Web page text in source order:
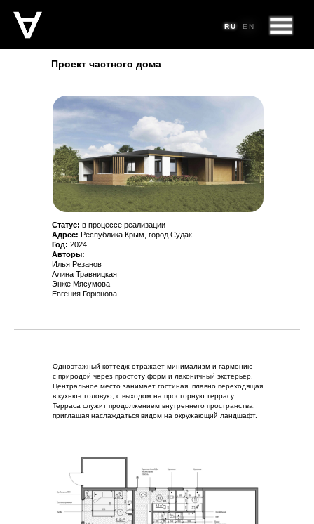
RU
EN
RU
RU EN
Статус: в процессе реализации
Адрес: Республика Крым, город Судак
Год: 2024
Авторы:
Илья Резанов
Алина Травницкая
Энже Мясумова
Евгения Горюнова
Проект частного дома
Одноэтажный коттедж отражает минимализм и гармонию
с природой через простоту форм и лаконичный экстерьер.
Центральное место занимает гостиная, плавно переходящая
в кухню-столовую, с выходом на просторную террасу.
Терраса служит продолжением внутреннего пространства,
приглашая наслаждаться видом на окружающий ландшафт.